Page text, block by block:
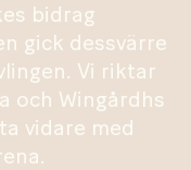
bidrag
gick dessvärre
Vi riktar
och Wingårdhs
vidare med